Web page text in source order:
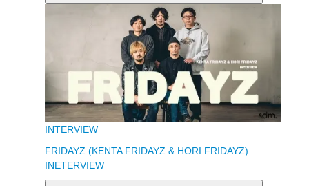
INTERVIEW
FRIDAYZ (KENTA FRIDAYZ & HORI FRIDAYZ)
INETERVIEW